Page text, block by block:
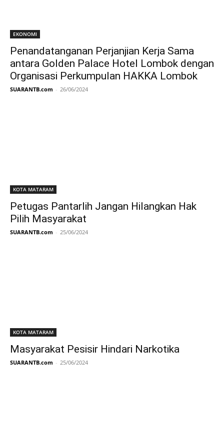
EKONOMI
Penandatanganan Perjanjian Kerja Sama
antara Golden Palace Hotel Lombok dengan
Organisasi Perkumpulan HAKKA Lombok
SUARANTB.com - 26/06/2024
KOTA MATARAM
Petugas Pantarlih Jangan Hilangkan Hak
Pilih Masyarakat
SUARANTB.com - 25/06/2024
KOTA MATARAM
Masyarakat Pesisir Hindari Narkotika
SUARANTB.com - 25/06/2024